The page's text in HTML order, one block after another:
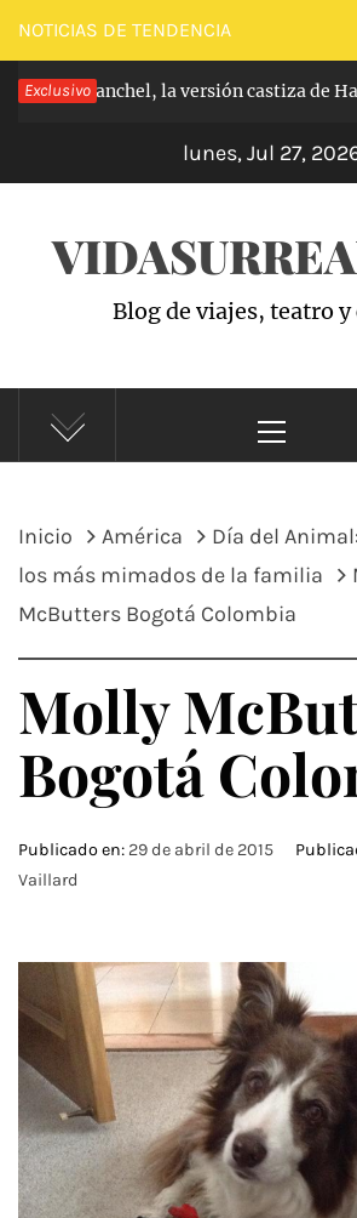
Saltar
al
contenido
NOTICIAS DE TENDENCIA
Exclusivo
de Carabanchel, la versión castiza de
lunes, Jul 27,
Blog de viajes, teatro
principal
Inicio América
Día del
los más mimados de la familia
McButters Bogotá Colombia
Molly
Bogotá
Publicado en: 29 de abril de 2015
Vaillard